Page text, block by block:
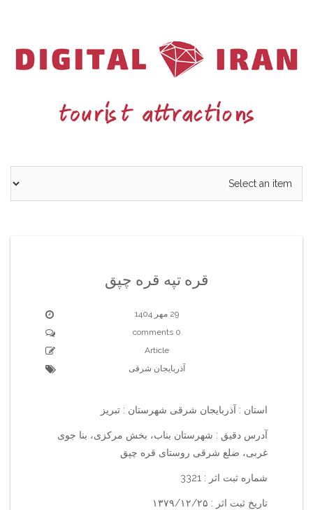
قره تپه قره چپق
29 مهر 1404
0 comments
Article
آذربایجان شرقی
استان : آذربایجان شرقی شهرستان : تبریز
آدرس دقیق : شهرستان بناب، بخش مرکزی، بنا جوی
غربی، ضلع شرقی روستای قره چپق
شماره ثبت اثر : 3321
تاریخ ثبت اثر : ۱۳۷۹/۱۲/۲۵